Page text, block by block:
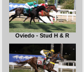
Oviedo - Stud H & R